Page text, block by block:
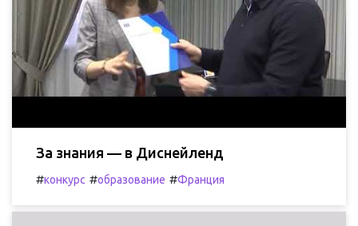
За знания — в Диснейленд
#конкурс #образование #Франция